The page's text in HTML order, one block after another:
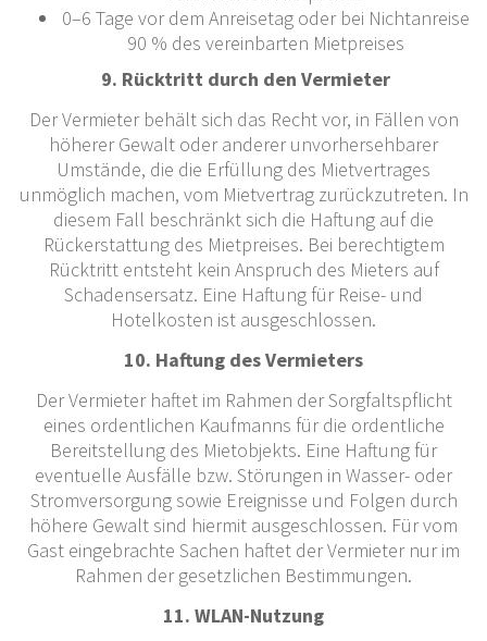
0–6 Tage vor dem Anreisetag oder bei Nichtanreise
90 % des vereinbarten Mietpreises
9. Rücktritt durch den Vermieter
Der Vermieter behält sich das Recht vor, in Fällen von
höherer Gewalt oder anderer unvorhersehbarer
Umstände, die die Erfüllung des Mietvertrages
unmöglich machen, vom Mietvertrag zurückzutreten. In
diesem Fall beschränkt sich die Haftung auf die
Rückerstattung des Mietpreises. Bei berechtigtem
Rücktritt entsteht kein Anspruch des Mieters auf
Schadensersatz. Eine Haftung für Reise- und
Hotelkosten ist ausgeschlossen.
10. Haftung des Vermieters
Der Vermieter haftet im Rahmen der Sorgfaltspflicht
eines ordentlichen Kaufmanns für die ordentliche
Bereitstellung des Mietobjekts. Eine Haftung für
eventuelle Ausfälle bzw. Störungen in Wasser- oder
Stromversorgung sowie Ereignisse und Folgen durch
höhere Gewalt sind hiermit ausgeschlossen. Für vom
Gast eingebrachte Sachen haftet der Vermieter nur im
Rahmen der gesetzlichen Bestimmungen.
11. WLAN-Nutzung